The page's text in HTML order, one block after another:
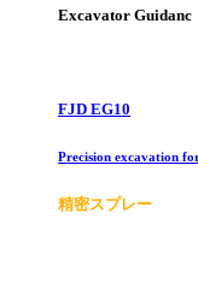
Excavator Guidanc
FJD EG10
Precision excavation
精密スプレー